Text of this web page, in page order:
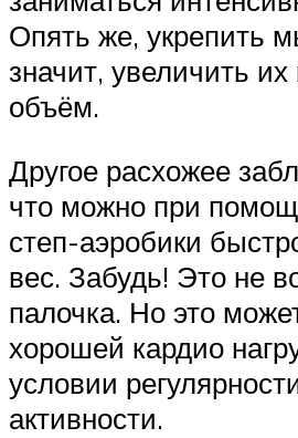
Опять же,
значит, увеличить
объём.
Другое расхожее
что можно при
степ-аэробики
вес. Забудь! Это не
палочка. Но это
хорошей кардио
условии
активности.